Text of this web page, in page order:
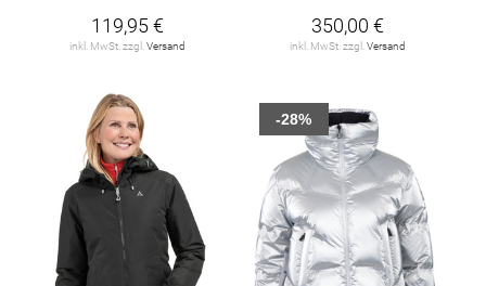
119,95 €
inkl. MwSt. zzgl.Versand
350,00 €
inkl. MwSt. zzgl.Versand
-28%